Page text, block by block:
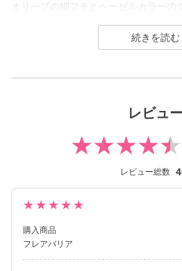
オリーブの細フチとヘーゼルカラーの
く瞳のおしゃれも楽しめるナチュラル
2026年には、ブランド誕生から10周
ージモデルに KIM CHAEWON（キム
カット率もアップしました。
レビュー
レビュー総数
★★★★★
購入商品
フレアバリア